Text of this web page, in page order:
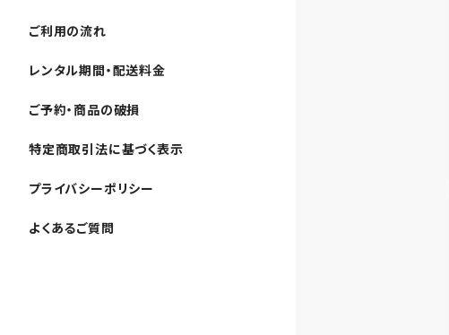
ご利用の流れ
レンタル期間・配送料金
ご予約・商品の破損
特定商取引法に基づく表示
プライバシーポリシー
よくあるご質問